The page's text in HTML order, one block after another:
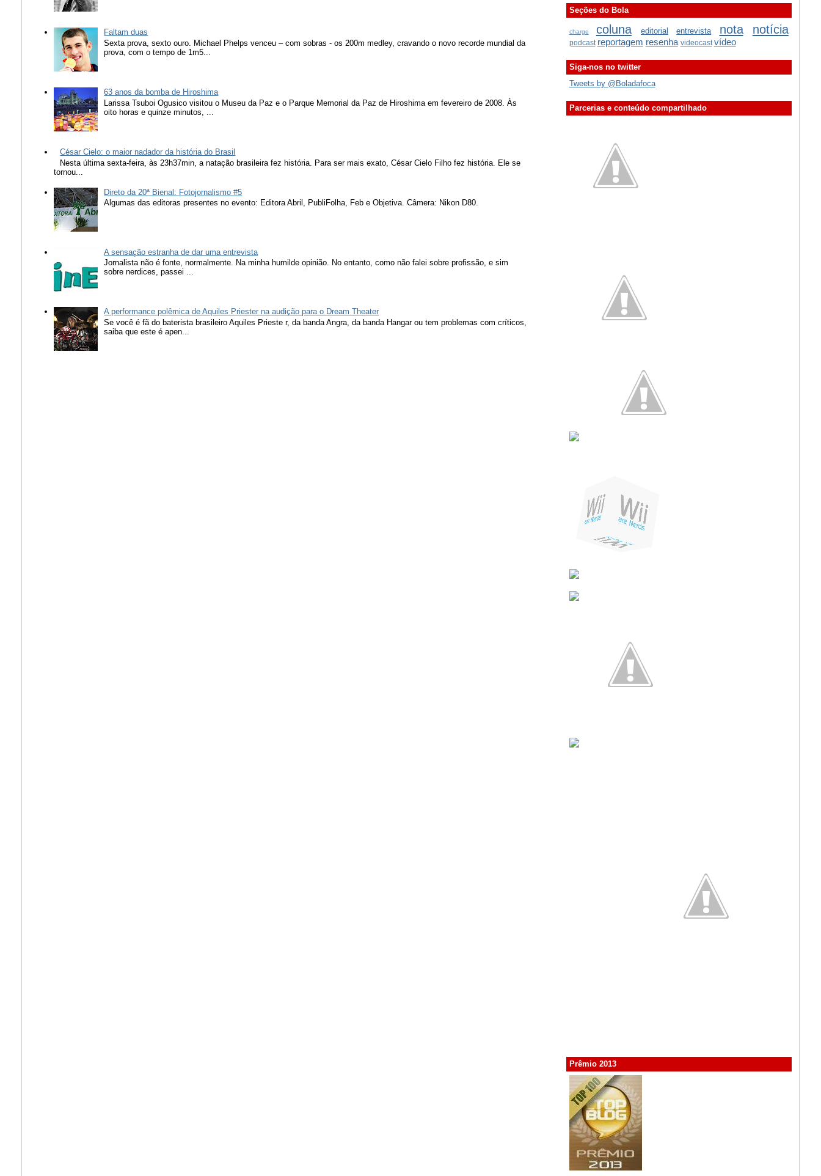
Faltam duas
Sexta prova, sexto ouro. Michael Phelps venceu – com sobras - os 200m medley, cravando o novo recorde mundial da
prova, com o tempo de 1m5...
63 anos da bomba de Hiroshima
Larissa Tsuboi Ogusico visitou o Museu da Paz e o Parque Memorial da Paz de Hiroshima em fevereiro de 2008. Às
oito horas e quinze minutos, ...
César Cielo: o maior nadador da história do Brasil
Nesta última sexta-feira, às 23h37min, a natação brasileira fez história. Para ser mais exato, César Cielo Filho fez história. Ele se
tornou...
Direto da 20ª Bienal: Fotojornalismo #5
Algumas das editoras presentes no evento: Editora Abril, PubliFolha, Feb e Objetiva. Câmera: Nikon D80.
A sensação estranha de dar uma entrevista
Jornalista não é fonte, normalmente. Na minha humilde opinião. No entanto, como não falei sobre profissão, e sim
sobre nerdices, passei ...
A performance polêmica de Aquiles Priester na audição para o Dream Theater
Se você é fã do baterista brasileiro Aquiles Prieste r, da banda Angra, da banda Hangar ou tem problemas com críticos,
saiba que este é apen...
Seções do Bola
charge coluna editorial entrevista nota notícia
podcast reportagem resenha videocast vídeo
Siga-nos no twitter
Tweets by @Boladafoca
Parcerias e conteúdo compartilhado
Prêmio 2013